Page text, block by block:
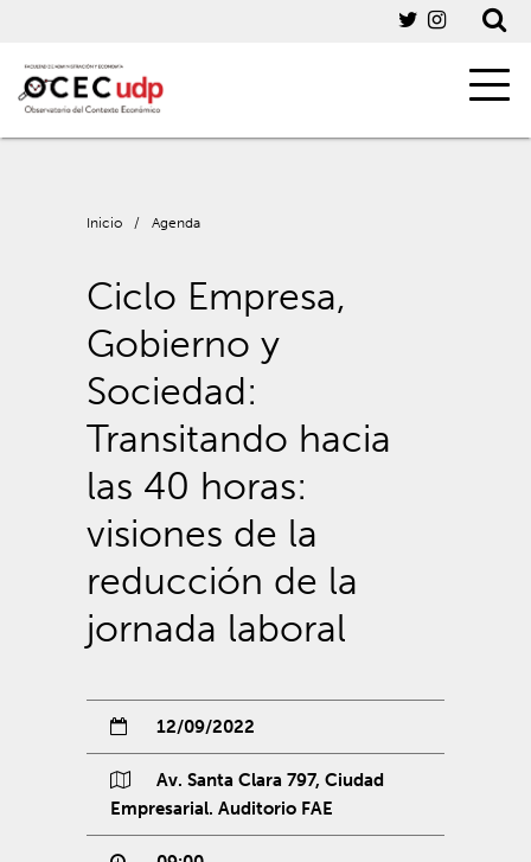
Inicio / Agenda
Ciclo Empresa,
Gobierno y
Sociedad:
Transitando hacia
las 40 horas:
visiones de la
reducción de la
jornada laboral
12/09/2022
Av. Santa Clara 797, Ciudad
Empresarial. Auditorio FAE